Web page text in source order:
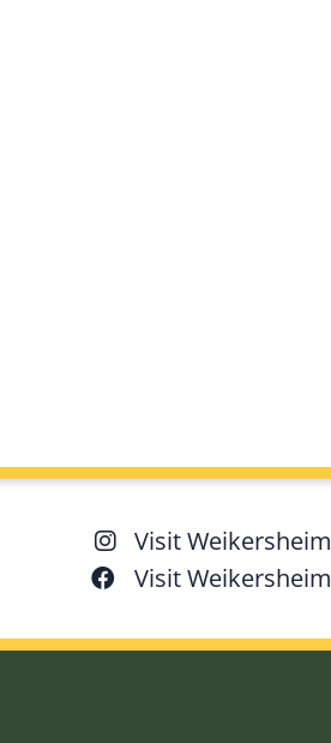
Visit Weikersheim
Visit Weikersheim